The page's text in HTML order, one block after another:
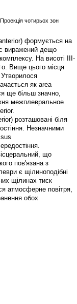
чотирьох зон
формується на
виражений дещо
На висоті III-
Вище цього місця
як area
ще більш значно,
межплевральное
розташовані біля
Незначними
що
пов'язана з
є щілиноподібні
щілинах тиск
атмосферне повітря,
обох